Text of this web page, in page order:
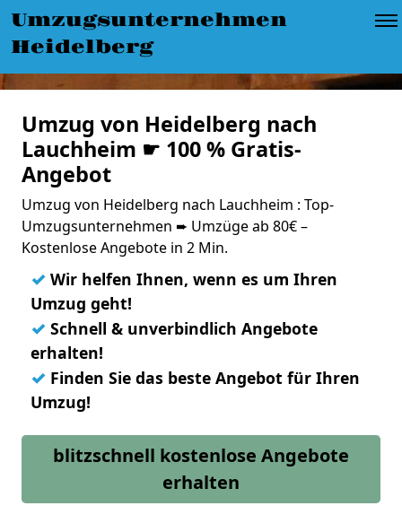
Umzugsunternehmen
Heidelberg
Umzug von Heidelberg nach
Lauchheim ☛ 100 % Gratis-
Angebot
Umzug von Heidelberg nach Lauchheim : Top-
Umzugsunternehmen ➨ Umzüge ab 80€ –
Kostenlose Angebote in 2 Min.
✓ Wir helfen Ihnen, wenn es um Ihren
Umzug geht!
✓ Schnell & unverbindlich Angebote
erhalten!
✓ Finden Sie das beste Angebot für Ihren
Umzug!
blitzschnell kostenlose Angebote
erhalten